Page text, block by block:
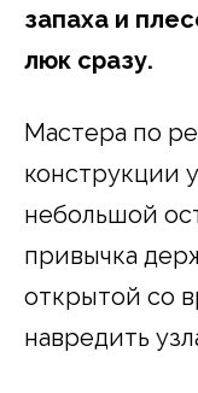
запаха и
люк сразу.
Мастера по
конструкции
небольшой
привычка
открытой со
навредить